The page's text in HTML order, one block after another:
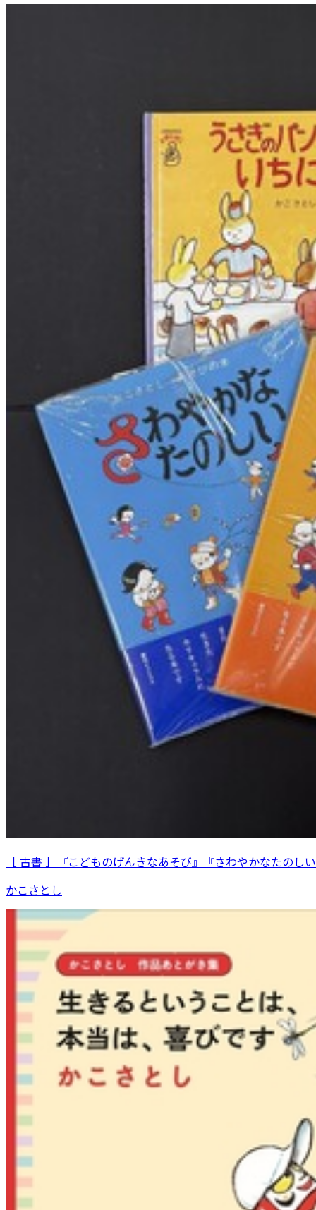
［ 古書 ］『こどものげんきなあそび』『さわやかなたの
かこさとし